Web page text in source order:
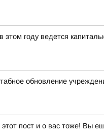
году ведется
обновление
пост и о вас тоже! Вы